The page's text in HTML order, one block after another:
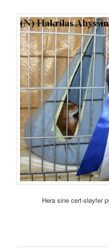
Hera sine cert-sløyfer